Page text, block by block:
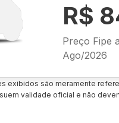
R$
Preço Fipe
Ago/2026
exibidos são meramente
validade oficial e não